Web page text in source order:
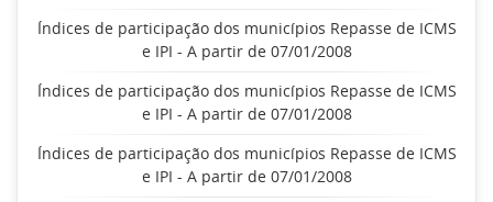
Índices de participação dos municípios Repasse de ICMS
e IPI - A partir de 07/01/2008
Índices de participação dos municípios Repasse de ICMS
e IPI - A partir de 07/01/2008
Índices de participação dos municípios Repasse de ICMS
e IPI - A partir de 07/01/2008